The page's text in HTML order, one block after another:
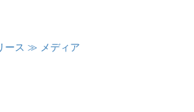
ース ≫ メディア